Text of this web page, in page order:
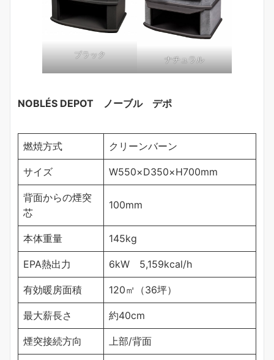
ブラック
ナチュラル
NOBLÉS DEPOT ノーブル デポ
燃焼方式 クリーンバーン
サイズ W550×D350×H700mm
背面からの煙突
芯
100mm
本体重量 145kg
EPA熱出力 6kW 5,159kcal/h
有効暖房面積 120㎡（36坪）
最大薪長さ 約40cm
煙突接続方向 上部/背面